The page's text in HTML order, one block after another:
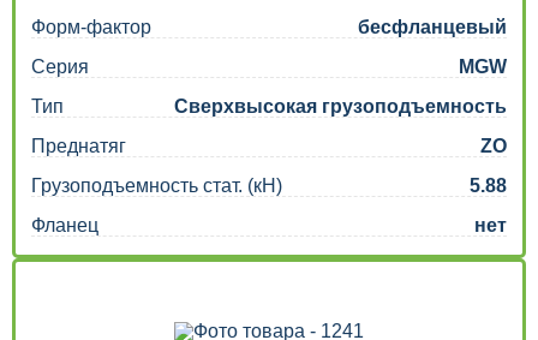
Форм-фактор
бесфланцевый
Серия
MGW
Тип
Сверхвысокая грузоподъемность
Преднатяг
ZO
Грузоподъемность стат. (кН)
5.88
Фланец
нет